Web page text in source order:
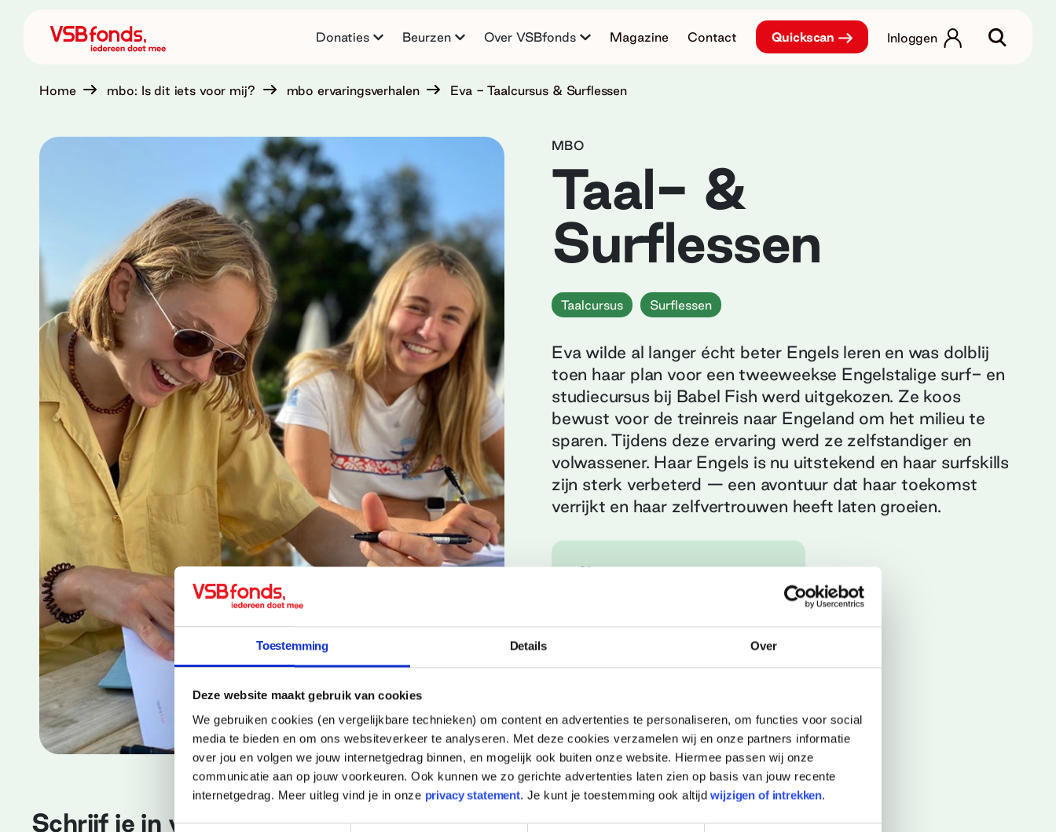
Toestemming Details Over
Deze website maakt gebruik van cookies
We gebruiken cookies (en vergelijkbare technieken) om content en advertenties te personaliseren, om functies voor social
media te bieden en om ons websiteverkeer te analyseren. Met deze cookies verzamelen wij en onze partners informatie
over jou en volgen we jouw internetgedrag binnen, en mogelijk ook buiten onze website. Hiermee passen wij onze
communicatie aan op jouw voorkeuren. Ook kunnen we zo gerichte advertenties laten zien op basis van jouw recente
internetgedrag. Meer uitleg vind je in onze privacy statement. Je kunt je toestemming ook altijd wijzigen of intrekken.
Donaties Beurzen Over VSBfonds Magazine Contact Quickscan Inloggen
Home mbo: Is dit iets voor mij? mbo ervaringsverhalen Eva - Taalcursus & Surflessen
MBO
Taal- &
Surflessen
Taalcursus Surflessen
Eva wilde al langer écht beter Engels leren en was dolblij
toen haar plan voor een tweeweekse Engelstalige surf- en
studiecursus bij Babel Fish werd uitgekozen. Ze koos
bewust voor de treinreis naar Engeland om het milieu te
sparen. Tijdens deze ervaring werd ze zelfstandiger en
volwassener. Haar Engels is nu uitstekend en haar surfskills
zijn sterk verbeterd — een avontuur dat haar toekomst
verrijkt en haar zelfvertrouwen heeft laten groeien.
Buitenlandse activiteit
2021
Schrijf je in voor onze nieuwsbrief Kunst & Cultuur Mens & Maatschappij